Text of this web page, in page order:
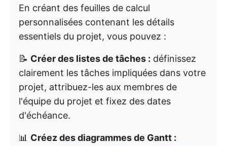
En créant des feuilles de calcul
personnalisées contenant les détails
essentiels du projet, vous pouvez :
📝 Créer des listes de tâches : définissez
clairement les tâches impliquées dans votre
projet, attribuez-les aux membres de
l'équipe du projet et fixez des dates
d'échéance.
📊 Créez des diagrammes de Gantt :